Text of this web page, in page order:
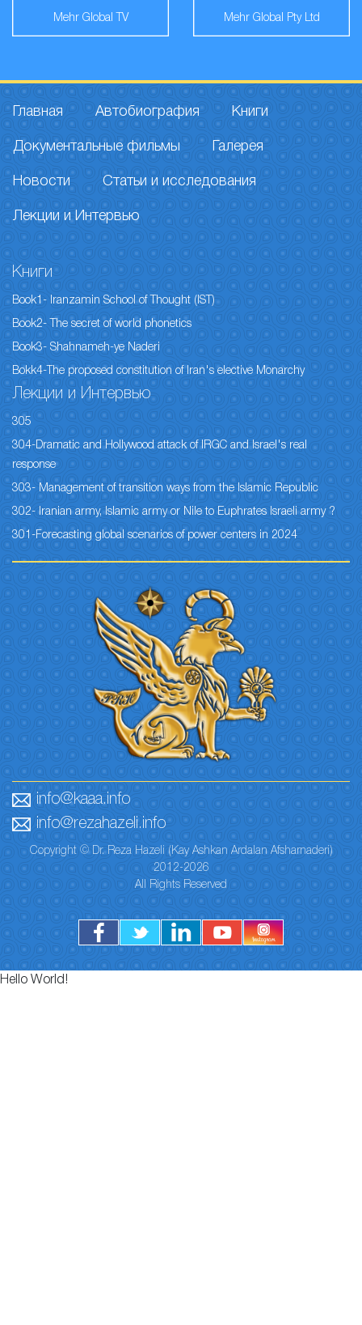
Mehr Global TV Mehr Global Pty Ltd
Главная Автобиография Книги
Документальные фильмы Галерея
Новости Статьи и исследования
Лекции и Интервью
Книги
Book1- Iranzamin School of Thought (IST)
Book2- The secret of world phonetics
Book3- Shahnameh-ye Naderi
Bokk4-The proposed constitution of Iran's elective Monarchy
Лекции и Интервью
305
304-Dramatic and Hollywood attack of IRGC and Israel's real
response
303- Management of transition ways from the Islamic Republic
302- Iranian army, Islamic army or Nile to Euphrates Israeli army ?
301-Forecasting global scenarios of power centers in 2024
info@kaaa.info
info@rezahazeli.info
Copyright © Dr. Reza Hazeli (Kay Ashkan Ardalan Afsharnaderi)
2012-2026
All Rights Reserved
Hello World!